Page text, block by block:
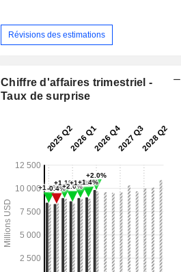
Révisions des estimations
Chiffre d'affaires trimestriel -
Taux de surprise